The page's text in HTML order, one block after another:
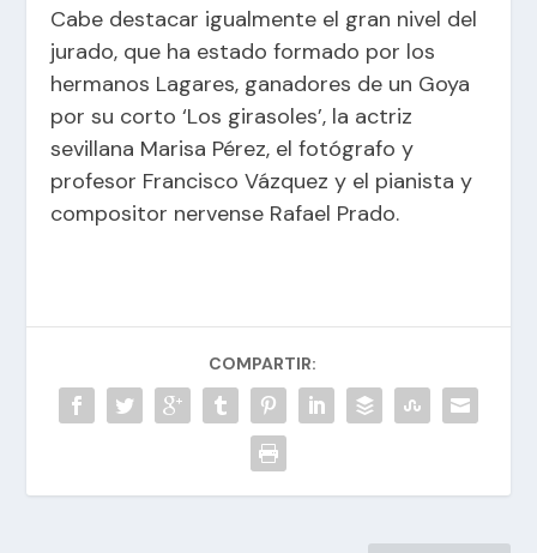
Cabe destacar igualmente el gran nivel del
jurado, que ha estadoformado por los
hermanos Lagares, ganadores de un Goya
por su corto ‘Los girasoles’, la actriz
sevillana Marisa Pérez, el fotógrafo y
profesor Francisco Vázquez y el pianista y
compositor nervense Rafael Prado.
COMPARTIR: